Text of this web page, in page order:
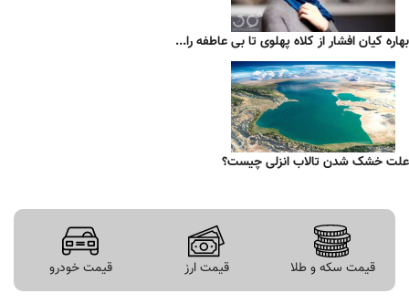
بهاره کیان افشار از کلاه پهلوی تا بی عاطفه را...
علت خشک شدن تالاب انزلی چیست؟
قیمت سکه و طلا قیمت ارز قیمت خودرو